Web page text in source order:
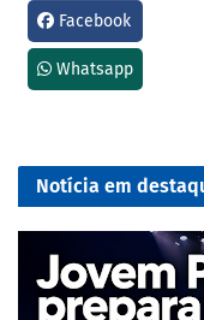
Facebook
Whatsapp
Notícia em